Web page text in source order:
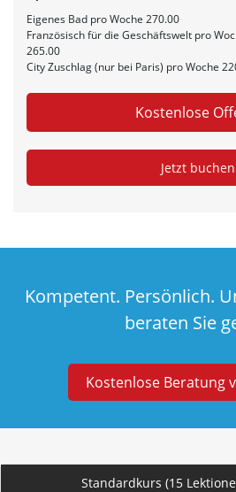
Eigenes Bad pro Woche 270.00
Französisch für die Geschäftswelt pro
265.00
City Zuschlag (nur bei Paris) pro Woche
Kompetent. Persönlich.
beraten Sie
Kostenlose Beratung
Standardkurs (15